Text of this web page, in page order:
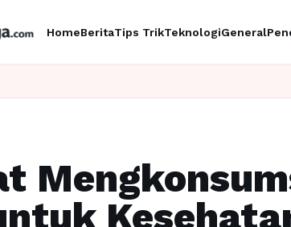
HomeBeritaTips TrikTeknologiGeneral